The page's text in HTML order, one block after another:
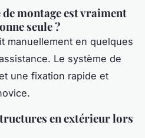
montage est vraiment
seule ?
manuellement en quelques
Le système de
une fixation rapide et
en extérieur lors